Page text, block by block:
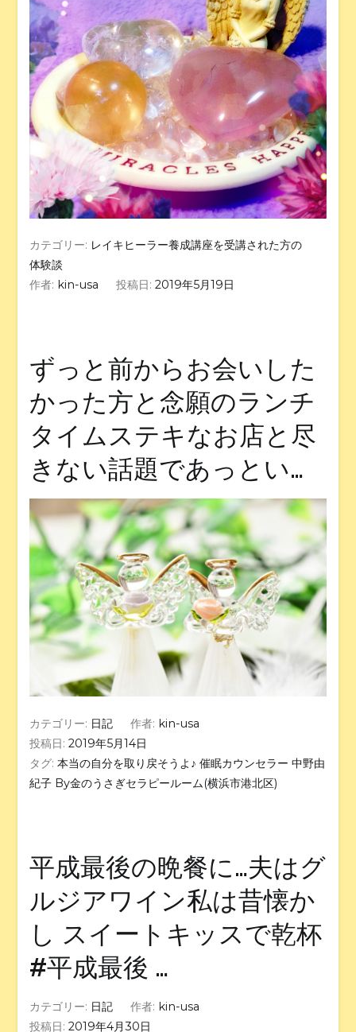
カテゴリー: レイキヒーラー養成講座を受講された方の
体験談
作者: kin-usa 投稿日: 2019年5月19日
ずっと前からお会いした
かった方と念願のランチ
タイムステキなお店と尽
きない話題であっとい…
カテゴリー: 日記 作者: kin-usa
投稿日:2019年5月14日
タグ:本当の自分を取り戻そうよ♪ 催眠カウンセラー 中野由
紀子 By金のうさぎセラピールーム(横浜市港北区)
平成最後の晩餐に…夫はグ
ルジアワイン私は昔懐か
し スイートキッスで乾杯
#平成最後 …
カテゴリー: 日記 作者: kin-usa
投稿日:2019年4月30日